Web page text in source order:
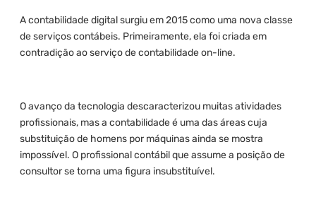
A contabilidade digital surgiu em 2015 como uma nova classe
de serviços contábeis. Primeiramente, ela foi criada em
contradição ao serviço de contabilidade on-line.
O avanço da tecnologia descaracterizou muitas atividades
profissionais, mas a contabilidade é uma das áreas cuja
substituição de homens por máquinas ainda se mostra
impossível. O profissional contábil que assume a posição de
consultor se torna uma figura insubstituível.